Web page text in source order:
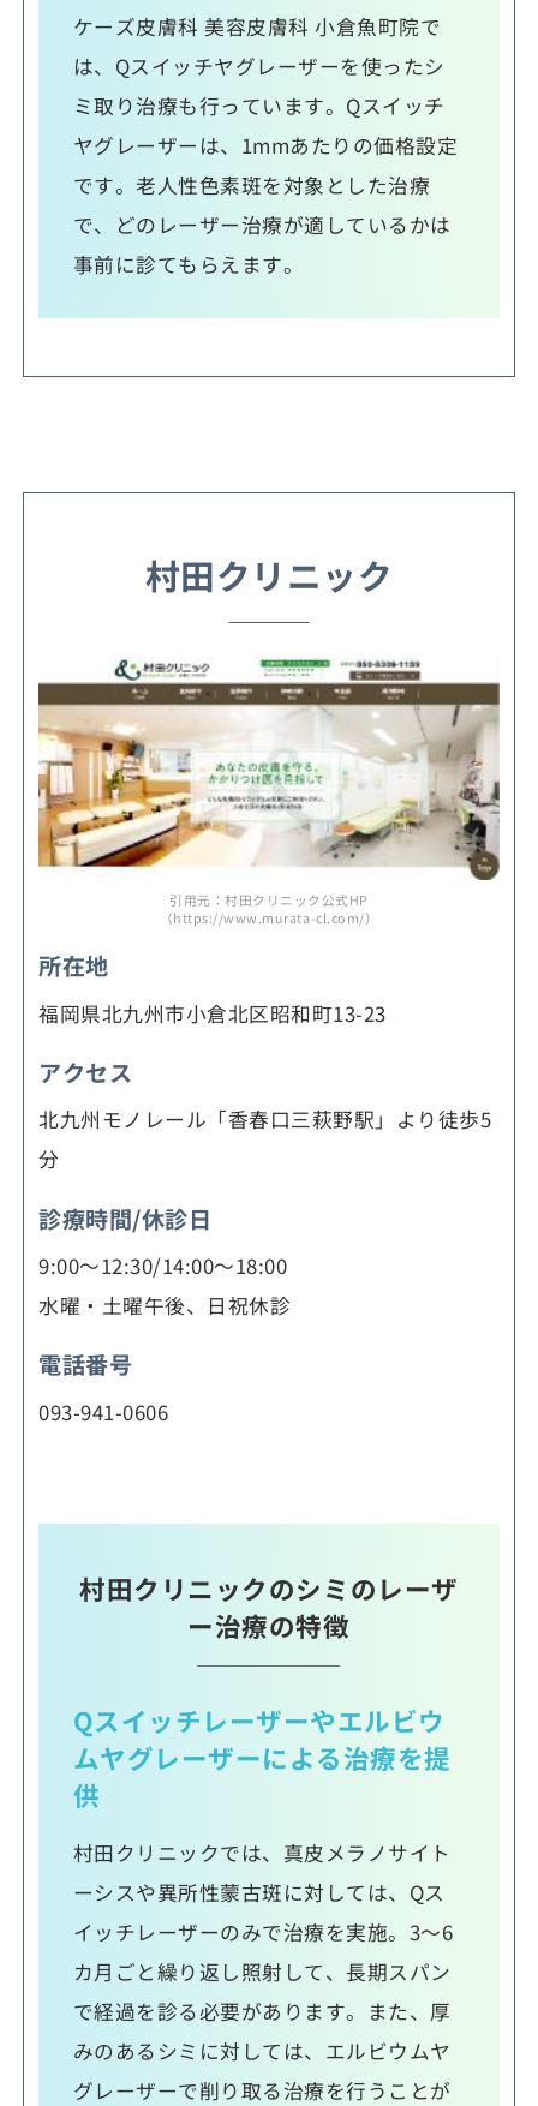
ケーズ皮膚科 美容皮膚科 小倉魚町院で
は、Qスイッチヤグレーザーを使ったシ
ミ取り治療も行っています。Qスイッチ
ヤグレーザーは、1mmあたりの価格設定
です。老人性色素斑を対象とした治療
で、どのレーザー治療が適しているかは
事前に診てもらえます。
村田クリニック
引用元：村田クリニック公式HP
（https://www.murata-cl.com/）
所在地
福岡県北九州市小倉北区昭和町13-23
アクセス
北九州モノレール「香春口三萩野駅」より徒歩5
分
診療時間/休診日
9:00～12:30/14:00～18:00
水曜・土曜午後、日祝休診
電話番号
093-941-0606
村田クリニックのシミのレーザ
ー治療の特徴
Qスイッチレーザーやエルビウ
ムヤグレーザーによる治療を提
供
村田クリニックでは、真皮メラノサイト
ーシスや異所性蒙古斑に対しては、Qス
イッチレーザーのみで治療を実施。3～6
カ月ごと繰り返し照射して、長期スパン
で経過を診る必要があります。また、厚
みのあるシミに対しては、エルビウムヤ
グレーザーで削り取る治療を行うことが